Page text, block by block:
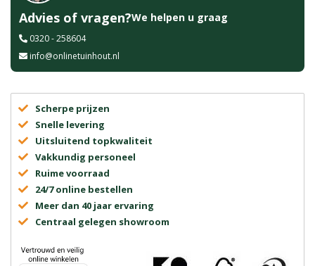
Advies of vragen?We helpen u graag
0320 - 258604
info@onlinetuinhout.nl
Scherpe prijzen
Snelle levering
Uitsluitend topkwaliteit
Vakkundig personeel
Ruime voorraad
24/7 online bestellen
Meer dan 40 jaar ervaring
Centraal gelegen showroom